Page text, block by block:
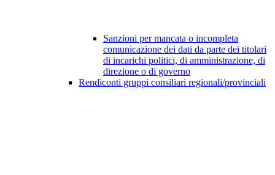
Sanzioni per mancata o incompleta
comunicazione dei dati da parte dei titolari
di incarichi politici, di amministrazione, di
direzione o di governo
Rendiconti gruppi consiliari regionali/provinciali